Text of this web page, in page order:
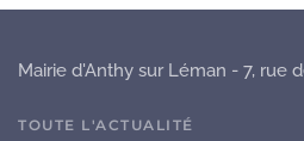
Mairie d'Anthy sur Léman - 7, rue
TOUTE L'ACTUALITÉ